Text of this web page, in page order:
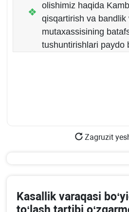
❖
olishimiz haqida
qisqartirish va bandlik
mutaхassisining
tushuntirishlari paydo
Zagruzit
Kasallik varaqasi